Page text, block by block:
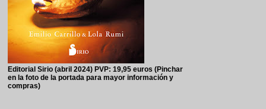
Editorial Sirio (abril 2024) PVP: 19,95 euros (Pinchar
en la foto de la portada para mayor información y
compras)